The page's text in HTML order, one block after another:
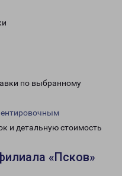
по выбранному
и детальную стоимость
«Псков»